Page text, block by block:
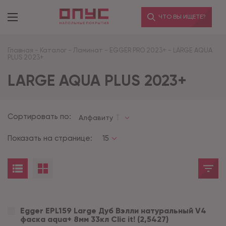
ЧТО ВЫ ИЩЕТЕ?
Главная - Каталог - Ламинат - EGGER PRO 2023+ - LARGE AQUA
PLUS 2023+
LARGE AQUA PLUS 2023+
Сортировать по: Алфавиту
Показать на странице: 15
Egger EPL159 Large Дуб Вэлли натуральный V4
фаска aqua+ 8мм 33кл Clic it! (2,5427)